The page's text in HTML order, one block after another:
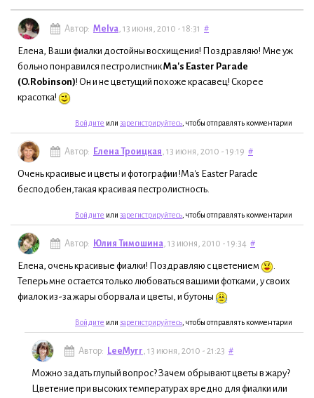
Автор: Melva, 13 июня, 2010 - 18:31 #
Елена, Ваши фиалки достойны восхищения! Поздравляю! Мне уж
больно понравился пестролистникMa's Easter Parade
(O.Robinson)! Он и не цветущий похоже красавец! Скорее
красотка!
Войдите или зарегистрируйтесь, чтобы отправлять комментарии
Автор: Елена Троицкая, 13 июня, 2010 - 19:19 #
Очень красивые и цветы и фотографии !Ma's Easter Parade
бесподобен,такая красивая пестролистность.
Войдите или зарегистрируйтесь, чтобы отправлять комментарии
Автор: Юлия Тимошина, 13 июня, 2010 - 19:34 #
Елена, очень красивые фиалки! Поздравляю с цветением
.
Теперь мне остается только любоваться вашими фотками, у своих
фиалок из-за жары оборвала и цветы, и бутоны
Войдите или зарегистрируйтесь, чтобы отправлять комментарии
Автор: LeeMyrr, 13 июня, 2010 - 21:23 #
Можно задать глупый вопрос? Зачем обрывают цветы в жару?
Цветение при высоких температурах вредно для фиалки или